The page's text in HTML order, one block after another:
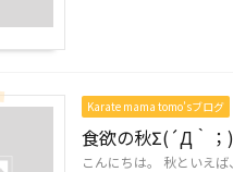
Karate mama tomo’sブログ
食欲の秋Σ(´Д｀
こんにちは。 秋といえ